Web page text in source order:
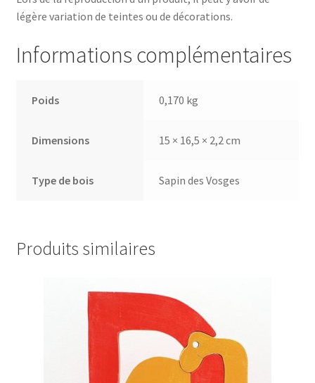
légère variation de teintes ou de décorations.
Informations complémentaires
Poids 0,170 kg
Dimensions 15 × 16,5 × 2,2 cm
Type de bois Sapin des Vosges
Produits similaires